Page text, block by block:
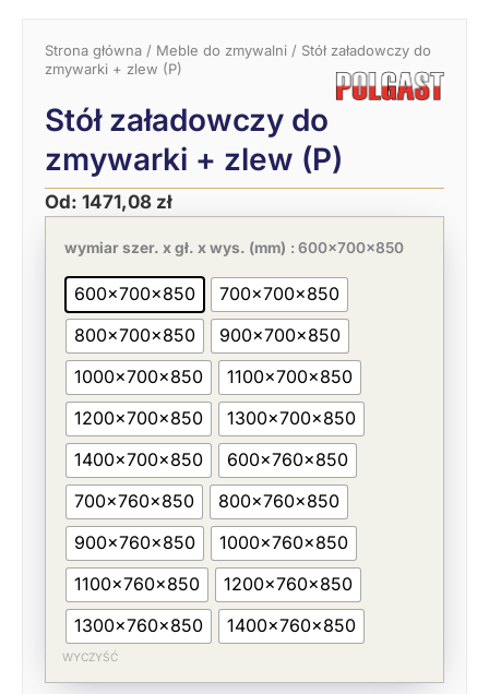
Strona główna / Meble do zmywalni / Stół załadowczy do
zmywarki + zlew (P)
Stół załadowczy do
zmywarki + zlew (P)
Od: 1471,08 zł
wymiar szer. x gł. x wys. (mm) : 600x700x850
600x700x850
700x700x850
800x700x850
900x700x850
1000x700x850
1100x700x850
1200x700x850
1300x700x850
1400x700x850
600x760x850
700x760x850
800x760x850
900x760x850
1000x760x850
1100x760x850
1200x760x850
1300x760x850
1400x760x850
WYCZYŚĆ
Pierwotna
cena
wynosiła:
2263,20 zł.
Aktualna
cena
wynosi:
1471,08 zł.
ilość
Stół
załadowczy
zmywarki
zlew